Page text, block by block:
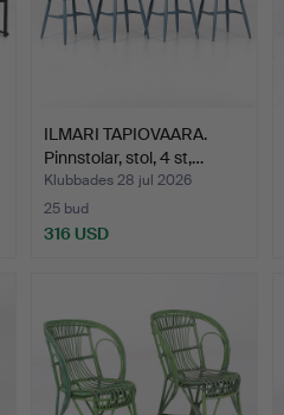
ILMARI TAPIOVAARA.
Pinnstolar, stol, 4 st,…
Klubbades 28 jul 2026
25 bud
316 USD